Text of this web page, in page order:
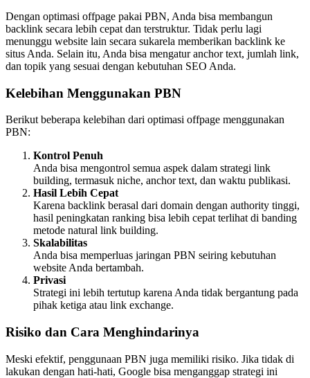
Dengan optimasi offpage pakai PBN, Anda bisa membangun
backlink secara lebih cepat dan terstruktur. Tidak perlu lagi
menunggu website lain secara sukarela memberikan backlink ke
situs Anda. Selain itu, Anda bisa mengatur anchor text, jumlah link,
dan topik yang sesuai dengan kebutuhan SEO Anda.
Kelebihan Menggunakan PBN
Berikut beberapa kelebihan dari optimasi offpage menggunakan
PBN:
Kontrol Penuh
Anda bisa mengontrol semua aspek dalam strategi link
building, termasuk niche, anchor text, dan waktu publikasi.
Hasil Lebih Cepat
Karena backlink berasal dari domain dengan authority tinggi,
hasil peningkatan ranking bisa lebih cepat terlihat di banding
metode natural link building.
Skalabilitas
Anda bisa memperluas jaringan PBN seiring kebutuhan
website Anda bertambah.
Privasi
Strategi ini lebih tertutup karena Anda tidak bergantung pada
pihak ketiga atau link exchange.
Risiko dan Cara Menghindarinya
Meski efektif, penggunaan PBN juga memiliki risiko. Jika tidak di
lakukan dengan hati-hati, Google bisa menganggap strategi ini